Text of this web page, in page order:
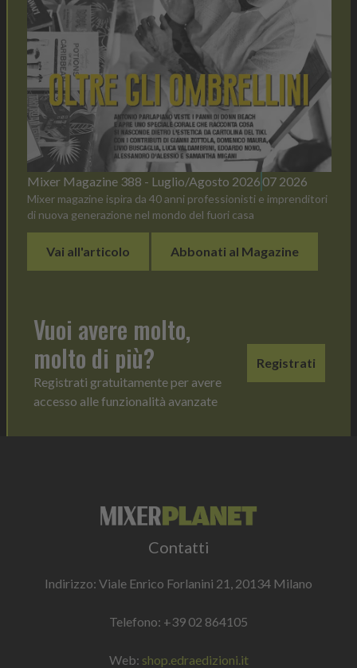
Mixer Magazine 388 - Luglio/Agosto 2026 07 2026
Mixer magazine ispira da 40 anni professionisti e imprenditori
di nuova generazione nel mondo del fuori casa
Vai all'articolo Abbonati al Magazine
Vuoi avere molto,
molto di più?
Registrati gratuitamente per avere
accesso alle funzionalità avanzate
Registrati
Contatti
Indirizzo: Viale Enrico Forlanini 21, 20134 Milano
Telefono: +39 02 864105
Web: shop.edraedizioni.it